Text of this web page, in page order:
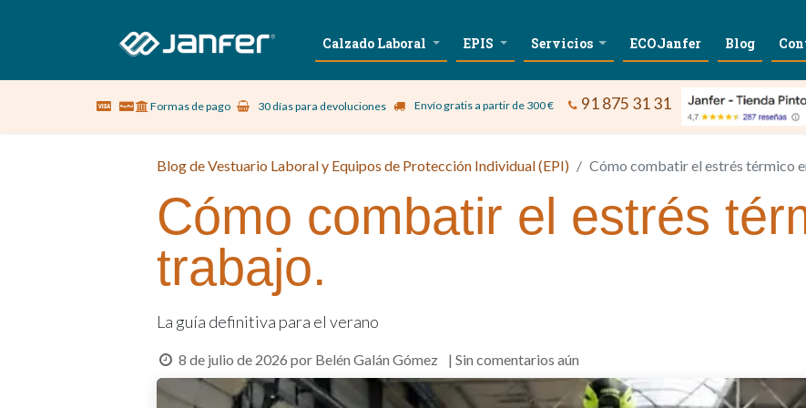
Sobre nosotros Vestuario Laboral Calzado Laboral EPIS Servicios ECOJanfer Blog
Formas de pago 30 días para devoluciones Envío gratis a partir de 300 € 91 875 31 31
Blog de Vestuario Laboral y Equipos de Protección Individual (EPI) Cómo combatir el estrés térmico
Cómo combatir el estrés
trabajo.
La guía definitiva para el verano
8 de julio de 2026 por Belén Galán Gómez | Sin comentarios aún